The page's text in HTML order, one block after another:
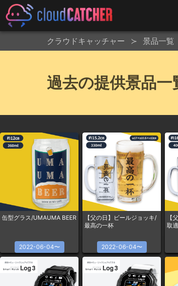
クラウドキャッチャー 景品一覧
過去の提供景品一
缶型グラス/UMAUMA BEER
2022-06-04〜
【父の日】ビールジョッキ/
最高の一杯
2022-06-04〜
【
取